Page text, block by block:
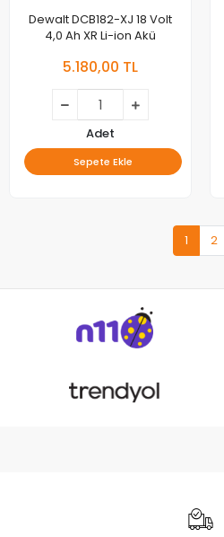
Dewalt DCB182-XJ 18 Volt
4,0 Ah XR Li-ion Akü
5.180,00 TL
Adet
Sepete Ekle
1 2